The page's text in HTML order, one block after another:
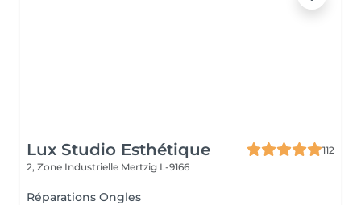
Lux Studio Esthétique
112
2, Zone Industrielle Mertzig L-9166
Réparations Ongles